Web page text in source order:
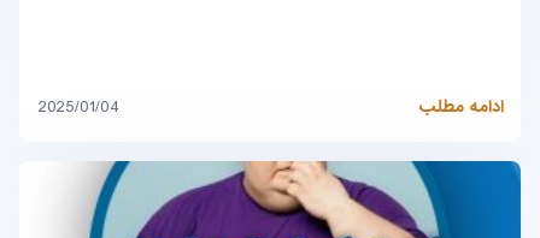
ادامه مطلب 2025/01/04